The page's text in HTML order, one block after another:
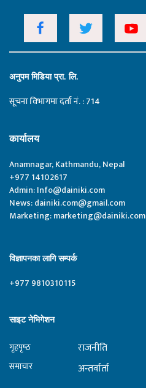
अनुपम मिडिया प्रा. लि.
सूचना विभागमा दर्ता नं. : 714
कार्यालय
Anamnagar, Kathmandu, Nepal
+977 14102617
Admin:Info@dainiki.com
News:dainiki.com@gmail.com
Marketing:marketing@dainiki.com
विज्ञापनका लागि सम्पर्क
+977 9810310115
साइट नेभिगेशन
गृहपृष्‍ठ
समाचार
राजनीति
अन्तर्वार्ता